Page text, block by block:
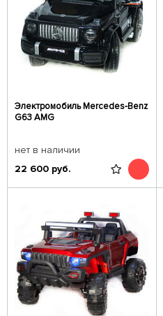
Электромобиль Mercedes-Benz
G63 AMG
нет в наличии
22 600 руб.